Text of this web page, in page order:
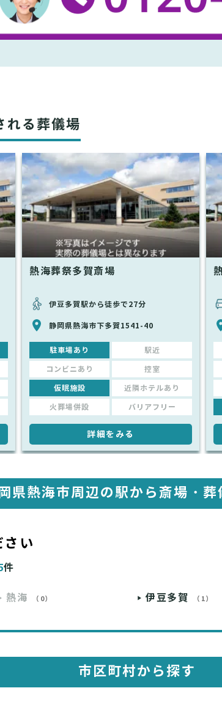
れる葬儀場
熱海葬祭多賀斎場
伊豆多賀駅から徒歩で27分
静岡県熱海市下多賀1541-40
駐車場あり 駅近
コンビニあり 控室
仮眠施設 近隣ホテルあり
火葬場併設 バリアフリー
詳細をみる
県熱海市周辺の駅から 斎場・葬
い
件
熱海 （0） 伊豆多賀 （1）
市区町村から探す